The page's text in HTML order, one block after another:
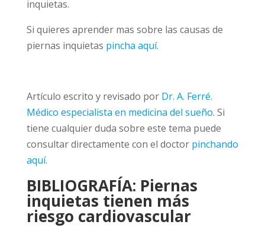
inquietas.
Si quieres aprender mas sobre las causas de
piernas inquietas pincha aquí.
Artículo escrito y revisado por Dr. A. Ferré.
Médico especialista en medicina del sueño. Si
tiene cualquier duda sobre este tema puede
consultar directamente con el doctor pinchando
aquí.
BIBLIOGRAFÍA: Piernas
inquietas tienen más
riesgo cardiovascular